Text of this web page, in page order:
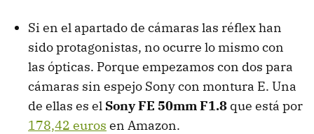
Si en el apartado de cámaras las réflex han
sido protagonistas, no ocurre lo mismo con
las ópticas. Porque empezamos con dos para
cámaras sin espejo Sony con montura E. Una
de ellas es el Sony FE 50mm F1.8 que está por
178,42 euros en Amazon.